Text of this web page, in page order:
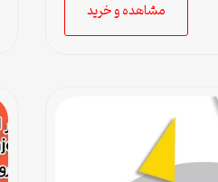
مشاهده و خرید